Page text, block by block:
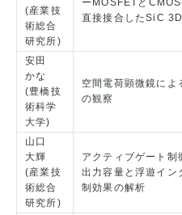
(産業技
術総合
研究所)
直接接合したSiC
安田
かな
(豊橋技
術科学
大学)
空間電荷顕微鏡によ
の観察
山口
大輝
(産業技
術総合
研究所)
アクティブゲート
出力容量と浮遊イン
制効果の解析